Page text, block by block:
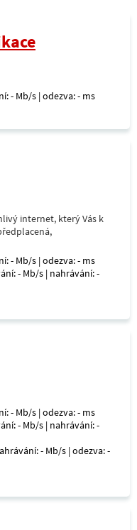
- Mb/s | odezva: - ms
internet, který Vás k
- Mb/s | odezva: - ms
- Mb/s | nahrávání: -
- Mb/s | odezva: - ms
- Mb/s | nahrávání: -
- Mb/s | odezva: -